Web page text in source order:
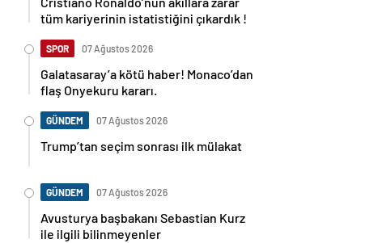
tüm kariyerinin istatistiğini çıkardık !
SPOR 07 Ağustos 2026
Galatasaray’a kötü haber! Monaco’dan
flaş Onyekuru kararı.
GÜNDEM 07 Ağustos 2026
Trump’tan seçim sonrası ilk mülakat
GÜNDEM 07 Ağustos 2026
Avusturya başbakanı Sebastian Kurz
ile ilgili bilinmeyenler